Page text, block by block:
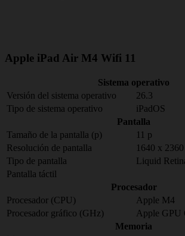
Apple iPad Air M4 Wifi 11
Sistema operativo
Versión del sistema operativo
26.3
Tipo de sistema operativo
iPadOS
Pantalla
Tamaño de la pantalla (p)
11 p
Resolución de pantalla
1640 x 2360
Tipo de pantalla
Liquid
Pantalla táctil
Procesador
Procesador (CPU)
Apple M4
Procesador gráfico (GHz)
Apple GPU
Memoria